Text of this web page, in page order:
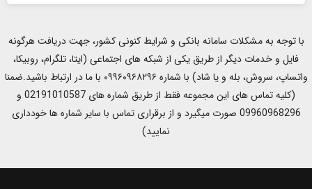
با توجه به مشکلات سامانه بانکی و شرایط کنونی کشور، جهت دریافت هرگونه
فایل و خدمات دیگر از طریق یکی از شبکه های اجتماعی (ایتا، تلگرام، روبیکا،
واتساپ، سروش، بله و یا شاد) با شماره ۰۹۹۶۰۹۶۸۲۹۶ با ما در ارتباط باشید.ضمنا
(کلیه تماس های این مجموعه فقط از طریق شماره های 02191010587 و
09960968296 صورت میگیرد و از برقراری تماس با سایر شماره ها خودداری
نمایید)